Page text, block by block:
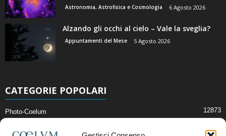
Astronomia, Astrofisica e Cosmologia 6 Agosto 2026
Alzando gli occhi al cielo – Vale la sveglia?
Appuntamenti del Mese 5 Agosto 2026
CATEGORIE POPOLARI
Photo-Coelum 12873